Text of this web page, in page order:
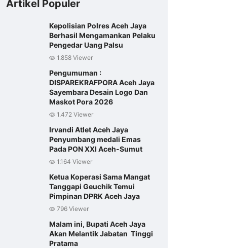
Artikel Populer
Kepolisian Polres Aceh Jaya
Berhasil Mengamankan Pelaku
Pengedar Uang Palsu
1.858 Viewer
Pengumuman :
DISPAREKRAFPORA Aceh Jaya
Sayembara Desain Logo Dan
Maskot Pora 2026
1.472 Viewer
Irvandi Atlet Aceh Jaya
Penyumbang medali Emas
Pada PON XXI Aceh-Sumut
1.164 Viewer
Ketua Koperasi Sama Mangat
Tanggapi Geuchik Temui
Pimpinan DPRK Aceh Jaya
796 Viewer
Malam ini, Bupati Aceh Jaya
Akan Melantik Jabatan Tinggi
Pratama